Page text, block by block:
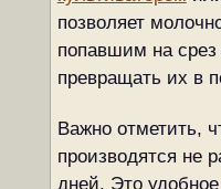
позволяет
попавшим на срез
превращать их в
Важно отметить,
производятся не
дней. Это